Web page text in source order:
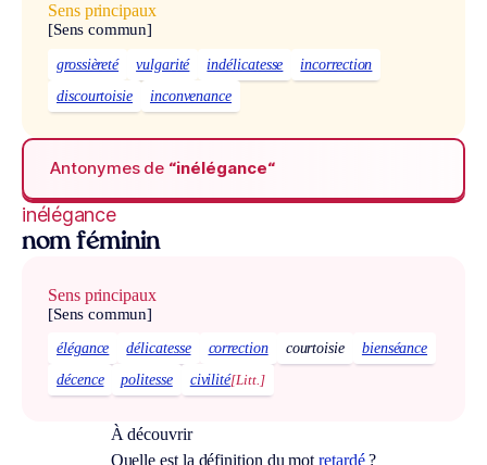
Sens principaux
[Sens commun]
grossièreté vulgarité indélicatesse
incorrection
discourtoisie
inconvenance
Antonymes de “inélégance“
inélégance
nom féminin
Sens principaux
[Sens commun]
élégance délicatesse correction courtoisie
bienséance
décence
politesse civilité[Litt.]
À découvrir
Quelle est la définition du motretardé?